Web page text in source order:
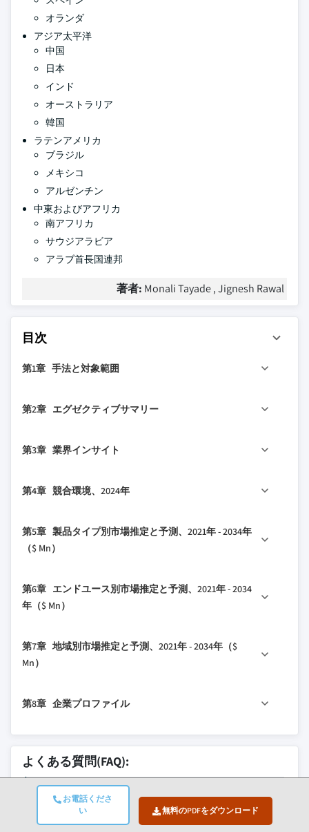
お電話くださ
い
無料のPDFをダウンロード
オランダ
アジア太平洋
中国
日本
インド
オーストラリア
韓国
ラテンアメリカ
ブラジル
メキシコ
アルゼンチン
中東およびアフリカ
南アフリカ
サウジアラビア
アラブ首長国連邦
著者: Monali Tayade , Jignesh Rawal
目次
第1章 手法と対象範囲
1.2 調査設計
1.2.2 データ収集方法
1.3.1 グローバル
1.4 基本推定値と計算
1.5 プライマリーリサーチと検証
1.7 調査の前提条件と制限
第2章 エグゼクティブサマリー
2.2 主要市場トレンド
2.2.2 製品タイプ別トレンド
2.3 CXOの視点：戦略的必須事項
2.3.2 市場プレイヤーにとっての重要成功要因
2.4 将来展望と戦略的推奨事項
第3章 業界インサイト
3.2 業界への影響要因
3.2.1.1 心疾患の有病率増加
3.2.1.4 低侵襲手術に対する需要の高まり
スト
遠隔モニタリング
3.3 成長ポテンシャル分析
3.4 償還シナリオ
3.5 規制環境
3.5.1 米国
第4章 競合環境、2024年
4.2 企業の市場シェア分析
4.2.3 欧州
4.2.6 中東・アフリカ
4.5 競合ポジショニングマトリックス
4.6 主要な動向
4.6.2 パートナーシップとコラボレーション
4.6.3 新製品発売
4.6.4 拡大計画
第5章 製品タイプ別市場推定と予測、2021年 - 2034年
（$ Mn）
5.2 シングルチャンバー心室ペースメーカー
5.3 デュアルチャンバー心室ペースメーカー
第6章 エンドユース別市場推定と予測、2021年 - 2034
年（$ Mn）
6.2 病院・クリニック
6.5 その他のエンドユース
第7章 地域別市場推定と予測、2021年 - 2034年（$
Mn）
7.2 北米
7.2.2 カナダ
7.3 欧州
7.3.1 ドイツ
7.3.2 英国
7.3.3 フランス
第8章 企業プロファイル
8.1 アボット
主要な競合他社が見当たりませんか？
このレポートに掲載されている企業は厳選さ
よくある質問(FAQ):
2034年までに、リード線不要のペースメ
ーカー市場の予測規模はいくらですか？